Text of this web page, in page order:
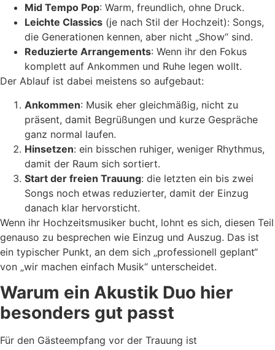
Mid Tempo Pop: Warm, freundlich, ohne Druck.
Leichte Classics (je nach Stil der Hochzeit): Songs,
die Generationen kennen, aber nicht „Show“ sind.
Reduzierte Arrangements: Wenn ihr den Fokus
komplett auf Ankommen und Ruhe legen wollt.
Der Ablauf ist dabei meistens so aufgebaut:
Ankommen: Musik eher gleichmäßig, nicht zu
präsent, damit Begrüßungen und kurze Gespräche
ganz normal laufen.
Hinsetzen: ein bisschen ruhiger, weniger Rhythmus,
damit der Raum sich sortiert.
Start der freien Trauung: die letzten ein bis zwei
Songs noch etwas reduzierter, damit der Einzug
danach klar hervorsticht.
Wenn ihr Hochzeitsmusiker bucht, lohnt es sich, diesen Teil
genauso zu besprechen wie Einzug und Auszug. Das ist
ein typischer Punkt, an dem sich „professionell geplant“
von „wir machen einfach Musik“ unterscheidet.
Warum ein Akustik Duo hier
besonders gut passt
Für den Gästeempfang vor der Trauung ist